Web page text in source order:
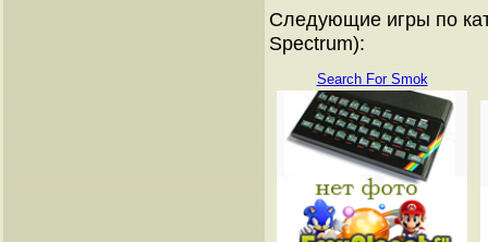
Следующие игры по
Spectrum):
Search For Smok